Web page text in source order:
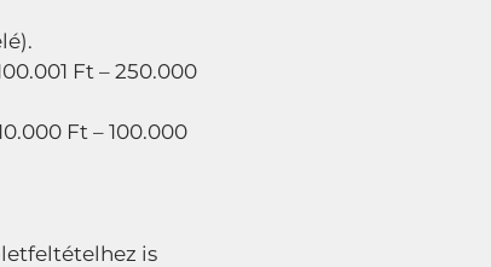
Ft – 250.000
Ft – 100.000
is